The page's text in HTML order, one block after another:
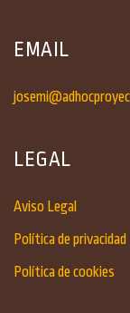
EMAIL
LEGAL
Aviso Legal
Política de privacidad
Política de cookies